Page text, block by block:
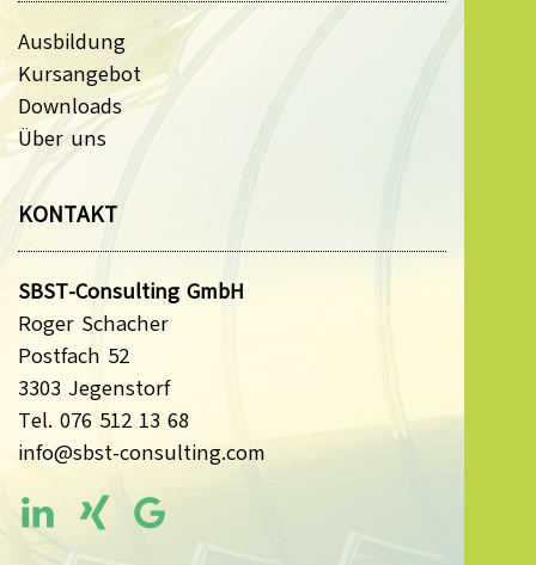
Ausbildung
Kursangebot
Downloads
Über uns
KONTAKT
SBST-Consulting GmbH
Roger Schacher
Postfach 52
3303 Jegenstorf
Tel. 076 512 13 68
info@sbst-consulting.com